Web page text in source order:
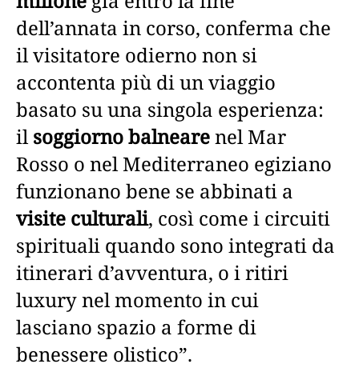
dell’annata in corso, conferma che
il visitatore odierno non si
accontenta più di un viaggio
basato su una singola esperienza:
ilsoggiorno balnearenel Mar
Rosso o nel Mediterraneo egiziano
funzionano bene se abbinati a
visite culturali, così come i circuiti
spirituali quando sono integrati da
itinerari d’avventura, o i ritiri
luxury nel momento in cui
lasciano spazio a forme di
benessere olistico”.